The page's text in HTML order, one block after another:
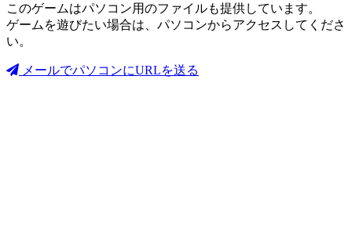
このゲームはパソコン用のファイルも提供しています。
ゲームを遊びたい場合は、パソコンからアクセスしてくださ
い。
メールでパソコンにURLを送る